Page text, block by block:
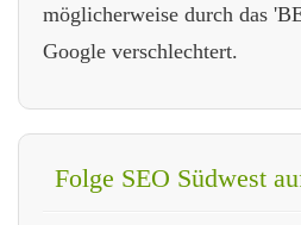
möglicherweise durch das
Google verschlechtert.
Folge SEO Südwest